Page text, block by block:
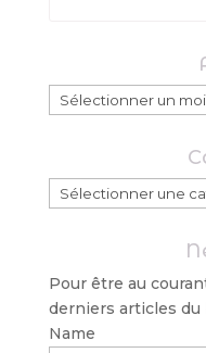
Archives
Catégories
Pour être au
derniers articles du
Name